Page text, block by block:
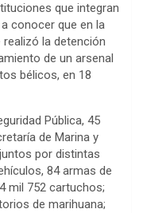
que integran
conocer que en la
realizó la detención
de un arsenal
bélicos, en 18
Pública, 45
de Marina y
por distintas
84 armas de
mil 752 cartuchos;
de marihuana;